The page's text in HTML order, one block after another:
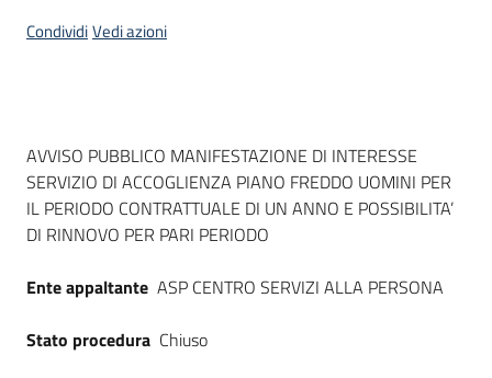
CondividiVedi azioni
Dati del bando
AVVISO PUBBLICO MANIFESTAZIONE DI INTERESSE
SERVIZIO DI ACCOGLIENZA PIANO FREDDO UOMINI PER
IL PERIODO CONTRATTUALE DI UN ANNO E POSSIBILITA’
DI RINNOVO PER PARI PERIODO
Ente appaltante ASP CENTRO SERVIZI ALLA PERSONA
Stato procedura Chiuso